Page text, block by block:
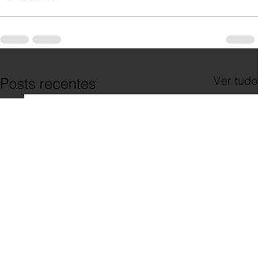
Posts recentes Ver tudo